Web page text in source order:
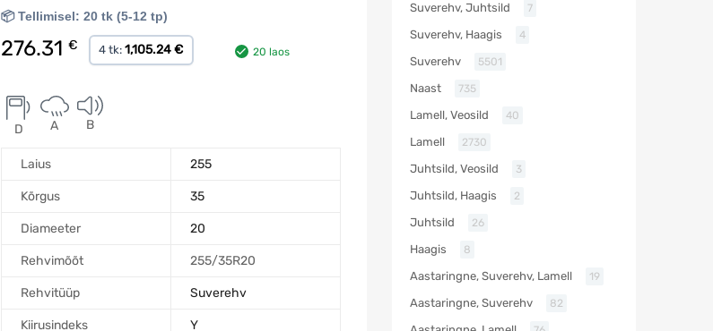
📦 Tellimisel: 20 tk (5-12 tp)
276.31 € 4 tk:1,105.24 € 20 laos
D A B
Laius 255
Kõrgus 35
Diameeter 20
Rehvimõõt 255/35R20
Rehvitüüp Suverehv
Kiirusindeks Y
Suverehv, Juhtsild 7
Suverehv, Haagis 4
Suverehv 5501
Naast 735
Lamell, Veosild 40
Lamell 2730
Juhtsild, Veosild 3
Juhtsild, Haagis 2
Juhtsild 26
Haagis 8
Aastaringne, Suverehv, Lamell 19
Aastaringne, Suverehv 82